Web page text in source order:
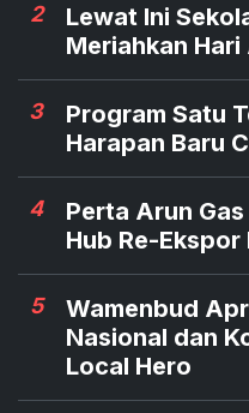
2
Lewat Ini
Meriahkan
3
Program Satu
Harapan Baru
4
Perta Arun
Hub Re-Ekspor
5
Wamenbud
Nasional dan
Local Hero